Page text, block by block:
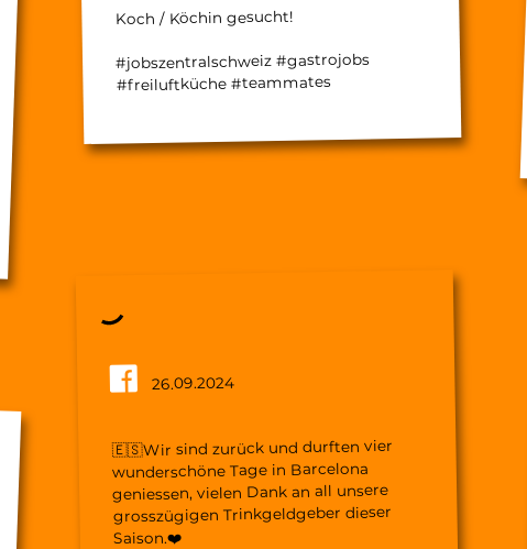
Koch / Köchin gesucht!
#jobszentralschweiz #gastrojobs
#freiluftküche #teammates
26.09.2024
🇪🇸Wir sind zurück und durften vier
wunderschöne Tage in Barcelona
geniessen, vielen Dank an all unsere
grosszügigen Trinkgeldgeber dieser
Saison.❤️